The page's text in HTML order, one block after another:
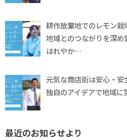
耕作放棄地でのレモン栽
地域とのつながりを深め
はれやか…
元気な商店街は安心・安
独自のアイデアで地域に
最近のお知らせより